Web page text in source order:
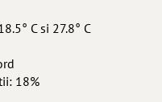
C si 27.8° C
18%